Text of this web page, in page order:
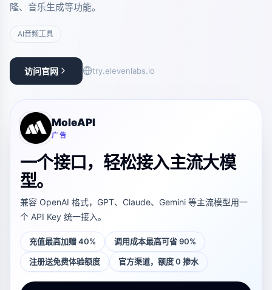
隆、音乐生成等功能。
AI音频工具
访问官网 try.elevenlabs.io
MoleAPI
广告
一个接口，轻松接入主流大模
型。
兼容 OpenAI 格式，GPT、Claude、Gemini 等主流模型用一
个 API Key 统一接入。
充值最高加赠 40% 调用成本最高可省 90%
注册送免费体验额度 官方渠道，额度 0 掺水